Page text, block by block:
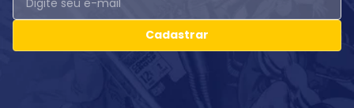
Cadastrar